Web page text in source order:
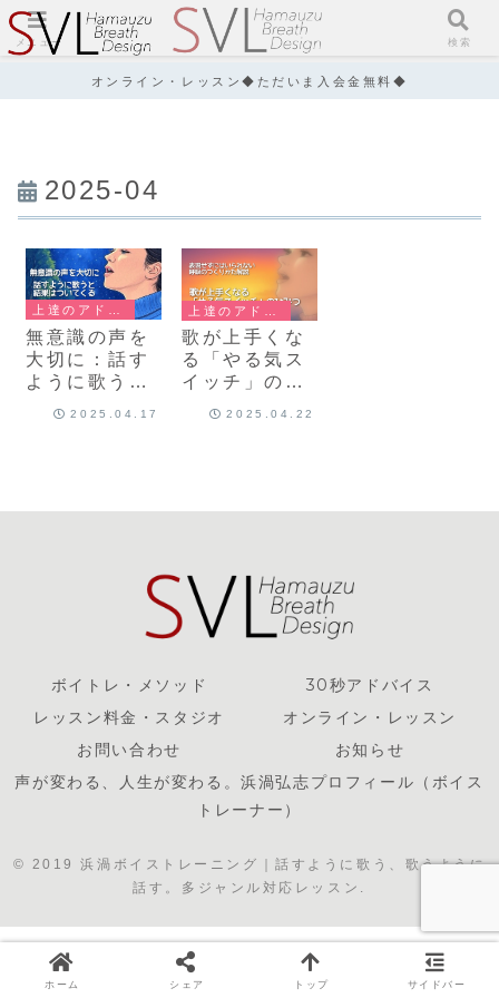
オンライン・レッスン◆ただいま入会金無料◆
2025-04
上達のアドバイス
無意識の声を
大切に：話す
ように歌うと
2025.04.17
歌が上手くな
る「やる気ス
イッチ」のひ
2025.04.22
ボイトレ・メソッド
30秒アドバイス
レッスン料金・スタジオ
オンライン・レッスン
お問い合わせ
お知らせ
声が変わる、人生が変わる。浜渦弘志プロフィール（ボイス
トレーナー）
© 2019 浜渦ボイストレーニング｜話すように歌う、歌うように
話す。多ジャンル対応レッスン.
メニュー 検索
ホーム シェア トップ サイドバー